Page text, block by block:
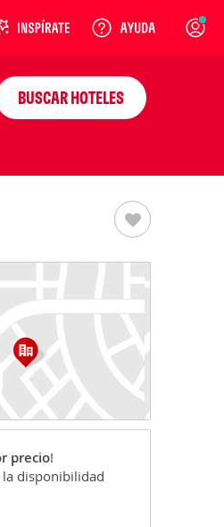
Login
BUSCAR HOTELES
precio!
disponibilidad